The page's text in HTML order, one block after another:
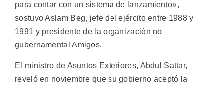
para contar con un sistema de lanzamiento»,
sostuvo Aslam Beg, jefe del ejército entre 1988 y
1991 y presidente de la organización no
gubernamental Amigos.
El ministro de Asuntos Exteriores, Abdul Sattar,
reveló en noviembre que su gobierno aceptó la